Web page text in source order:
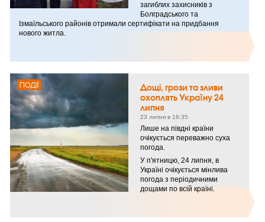
загиблих захисників з
Болградського та
Ізмаїльського районів отримали сертифікати на придбання
нового житла.
ПОДІЇ
Дощі, грози та зливи
охоплять Україну 24
липня
23 липня в 16:35
Лише на півдні країни
очікується переважно суха
погода.
У п'ятницю, 24 липня, в
Україні очікується мінлива
погода з періодичними
дощами по всій країні.